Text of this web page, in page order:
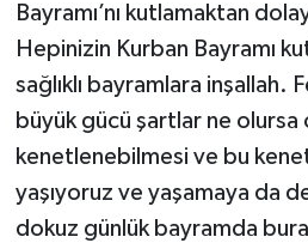
Bayramı’nı kutlamaktan
Hepinizin Kurban Bayramı
sağlıklı bayramlara inşallah.
büyük gücü şartlar ne olursa
kenetlenebilmesi ve bu
yaşıyoruz ve yaşamaya da
dokuz günlük bayramda